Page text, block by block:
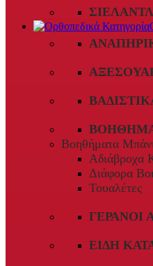
Βοηθήματα
Αδιάβροχα
Διάφορα
Τουαλέτες
ΓΕΡΑΝΟΊ
ΕΊΔΗ